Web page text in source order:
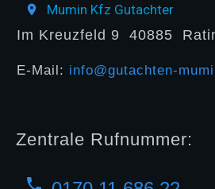
Mumin Kfz Gutachter
Im Kreuzfeld 9 40885
E-Mail: info@gutachten-
Zentrale Rufnummer: